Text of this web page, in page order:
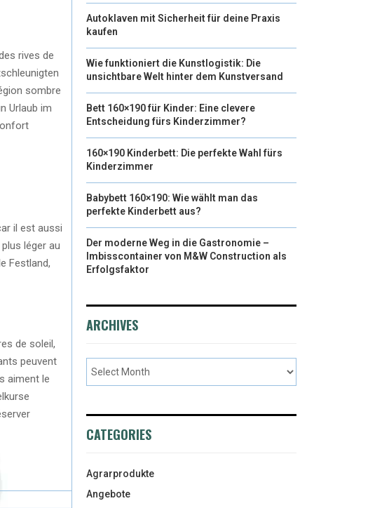
rives de
sombre
Urlaub im
il est aussi
léger au
Festland,
de soleil,
peuvent
aiment le
Autoklaven mit Sicherheit für deine Praxis
kaufen
Wie funktioniert die Kunstlogistik: Die
unsichtbare Welt hinter dem Kunstversand
Bett 160×190 für Kinder: Eine clevere
Entscheidung fürs Kinderzimmer?
160×190 Kinderbett: Die perfekte Wahl fürs
Kinderzimmer
Babybett 160×190: Wie wählt man das
perfekte Kinderbett aus?
Der moderne Weg in die Gastronomie –
Imbisscontainer von M&W Construction als
Erfolgsfaktor
ARCHIVES
CATEGORIES
Agrarprodukte
Angebote